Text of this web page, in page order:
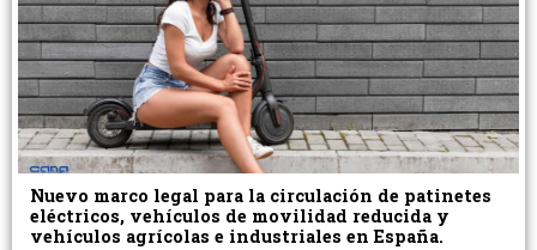
Nuevo marco legal para la circulación de patinetes
eléctricos, vehículos de movilidad reducida y
vehículos agrícolas e industriales en España.